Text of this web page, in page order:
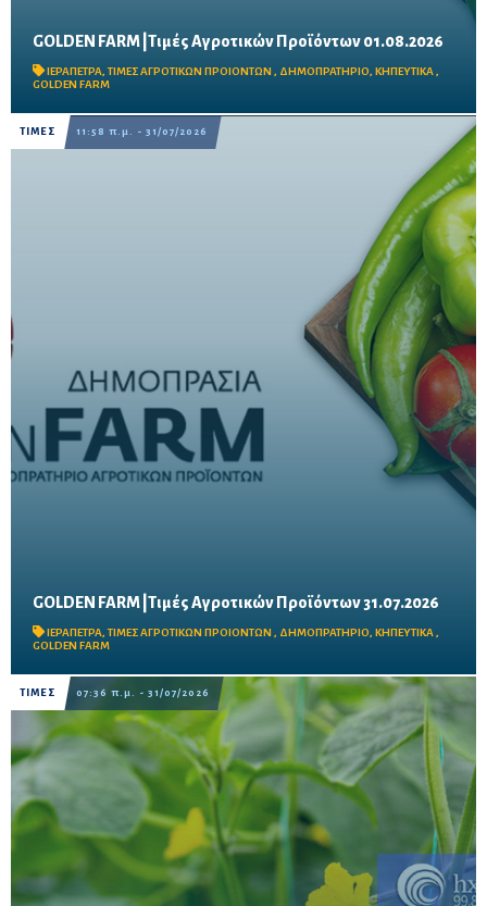
GOLDEN FARM |Τιμές Αγροτικών Προϊόντων 01.08.2026
ΙΕΡΑΠΕΤΡΑ,ΤΙΜΕΣ ΑΓΡΟΤΙΚΩΝ ΠΡΟΙΟΝΤΩΝ , ΔΗΜΟΠΡΑΤΗΡΙΟ, ΚΗΠΕΥΤΙΚΑ ,
GOLDEN FARM
ΤΙΜΕΣ 11:58 π.μ. - 31/07/2026
GOLDEN FARM |Τιμές Αγροτικών Προϊόντων 31.07.2026
ΙΕΡΑΠΕΤΡΑ,ΤΙΜΕΣ ΑΓΡΟΤΙΚΩΝ ΠΡΟΙΟΝΤΩΝ , ΔΗΜΟΠΡΑΤΗΡΙΟ, ΚΗΠΕΥΤΙΚΑ,
GOLDEN FARM
ΤΙΜΕΣ 07:36 π.μ. - 31/07/2026